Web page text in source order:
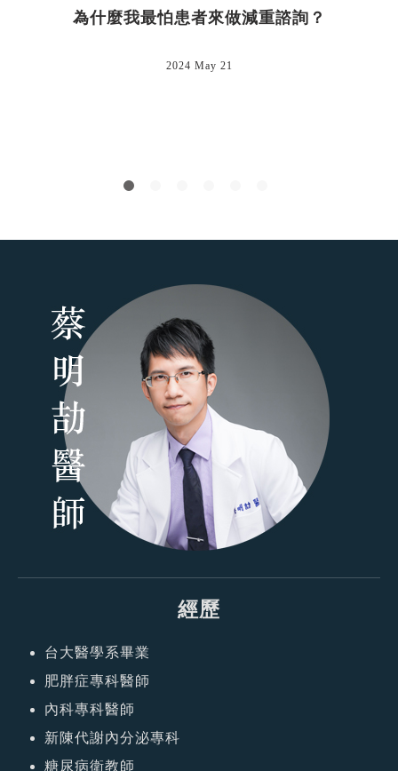
為什麼我最怕患者來做減重諮詢？
2024 May 21
經歷
台大醫學系畢業
肥胖症專科醫師
內科專科醫師
新陳代謝內分泌專科
糖尿病衛教師